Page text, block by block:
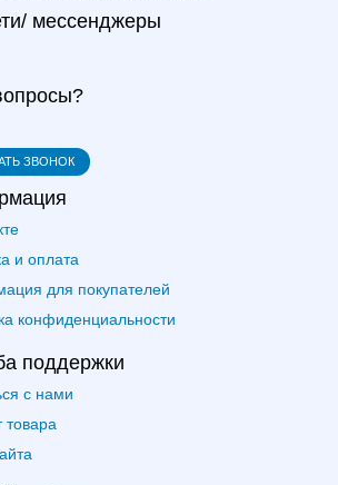
мессенджеры
ЗВОНОК
и оплата
для покупателей
конфиденциальности
поддержки
с нами
товара